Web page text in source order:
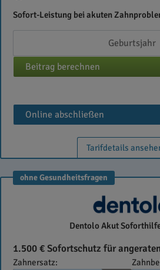
Sofort-Leistung bei akuten
Beitrag berechnen
Online abschließen
Tarifdetails
ohne Gesundheitsfragen
dentolo
Dentolo Akut
1.500 € Sofortschutz für
Zahnersatz: